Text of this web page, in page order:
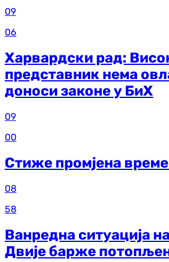
09
06
Харвардски рад:
представник нема
доноси законе у БиХ
09
00
Стиже промјена
08
58
Ванредна ситуација
Двије барже